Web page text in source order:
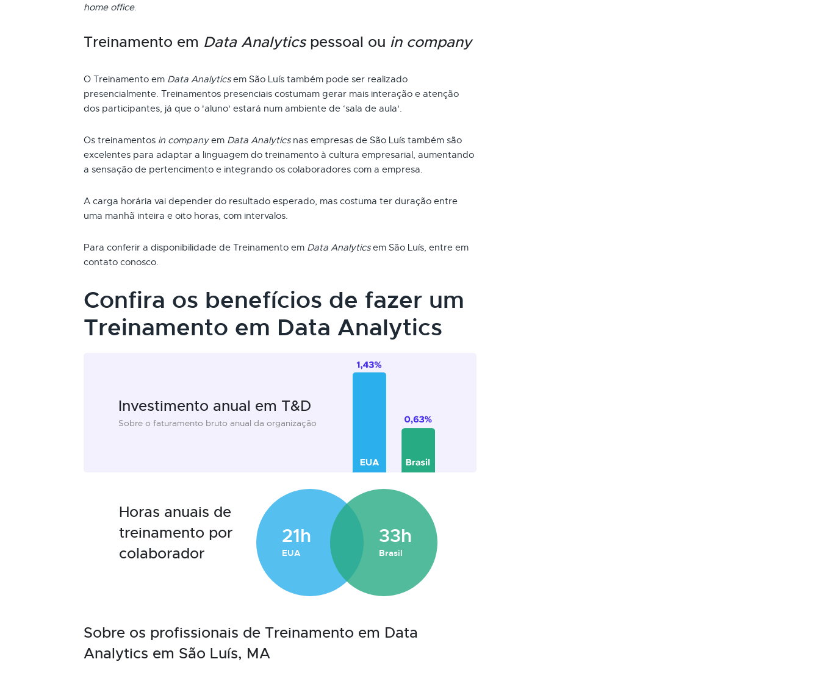
home office.
Treinamento em Data Analyticspessoal ou in company
O Treinamento em Data Analyticsem São Luís também pode ser realizado
presencialmente. Treinamentos presenciais costumam gerar mais interação e atenção
dos participantes, já que o 'aluno' estará num ambiente de ‘sala de aula'.
Os treinamentos in companyem Data Analyticsnas empresas de São Luís também são
excelentes para adaptar a linguagem do treinamento à cultura empresarial, aumentando
a sensação de pertencimento e integrando os colaboradores com a empresa.
A carga horária vai depender do resultado esperado, mas costuma ter duração entre
uma manhã inteira e oito horas, com intervalos.
Para conferir a disponibilidade de Treinamento em Data Analyticsem São Luís, entre em
contato conosco.
Confira os benefícios de fazer um
Treinamento em Data Analytics
Investimento anual em T&D
Sobre o faturamento bruto anual da organização
Horas anuais de
treinamento por
colaborador
21h
EUA
33h
Brasil
Sobre os profissionais de Treinamento em Data
Analytics em São Luís, MA